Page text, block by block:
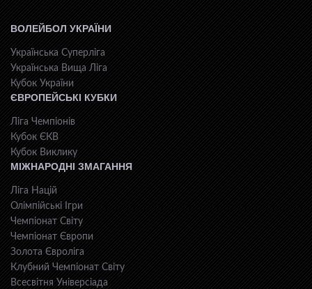
ВОЛЕЙБОЛ УКРАЇНИ
Українська Суперліга
Українська Вища Ліга
Кубок України
ЄВРОПЕЙСЬКІ КУБКИ
Ліга Чемпіонів
Кубок ЄКВ
Кубок Виклику
МІЖНАРОДНІ ЗМАГАННЯ
Ліга Націй
Олімпійські Ігри
Чемпіонат Світу
Чемпіонат Європи
Золота Євроліга
Клубний Чемпіонат Світу
Всесвiтня Унiверсiaда